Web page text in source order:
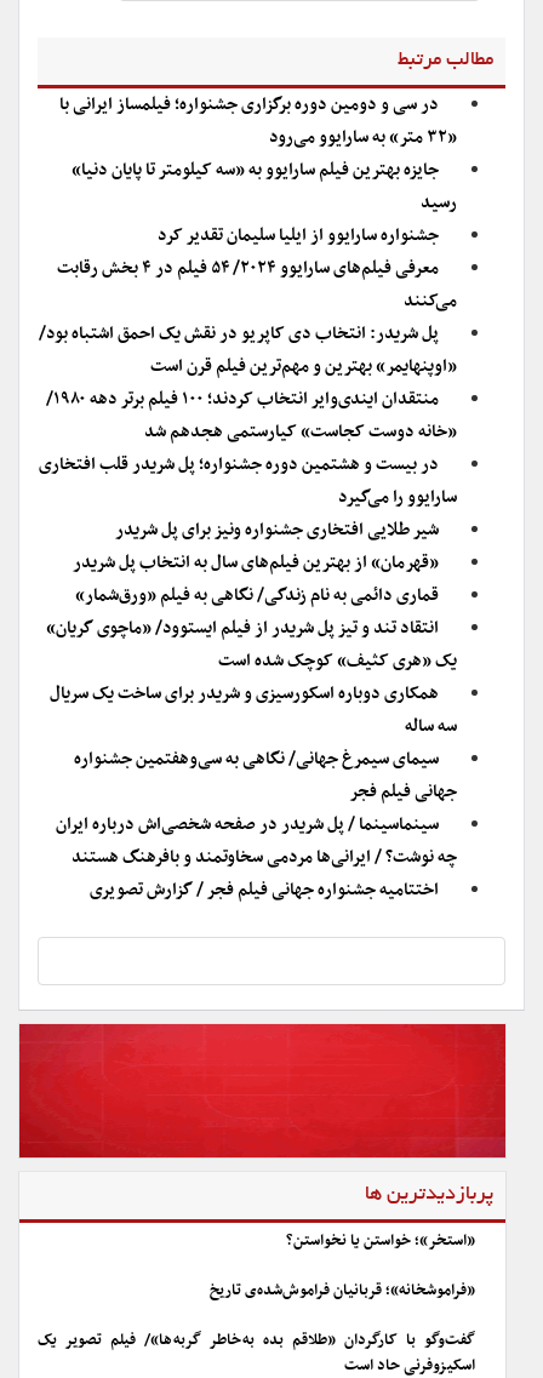
مطالب مرتبط
در سی و دومین دوره برگزاری جشنواره؛ فیلمساز ایرانی با
«۳۲ متر» به سارایوو می‌رود
جایزه بهترین فیلم سارایوو به «سه کیلومتر تا پایان دنیا»
رسید
جشنواره سارایوو از ایلیا سلیمان تقدیر کرد
معرفی فیلم‌های سارایوو ۲۰۲۴/ ۵۴ فیلم در ۴ بخش رقابت
می‌کنند
پل شریدر: انتخاب دی کاپریو در نقش یک احمق اشتباه بود/
«اوپنهایمر» بهترین و مهم‌ترین فیلم قرن است
منتقدان ایندی‌وایر انتخاب کردند؛ ۱۰۰ فیلم برتر دهه ۱۹۸۰/
«خانه دوست کجاست» کیارستمی هجدهم شد
در بیست و هشتمین دوره جشنواره؛ پل شریدر قلب افتخاری
سارایوو را می‌گیرد
شیر طلایی افتخاری جشنواره ونیز برای پل شریدر
«قهرمان» از بهترین فیلم‌های سال به انتخاب پل شریدر
قماری دائمی به نام زندگی/ نگاهی به فیلم «ورق‌شمار»
انتقاد تند و تیز پل شریدر از فیلم ایستوود/ «ماچوی گریان»
یک «هری کثیف» کوچک شده است
همکاری دوباره اسکورسیزی و شریدر برای ساخت یک سریال
سه ساله
سیمای سیمرغ جهانی/ نگاهی به سی‌وهفتمین جشنواره
جهانی فیلم فجر
سینماسینما / پل شریدر در صفحه شخصی‌اش درباره ایران
چه نوشت؟ / ایرانی‌ها مردمی سخاوتمند و بافرهنگ هستند
اختتامیه جشنواره جهانی فیلم فجر / گزارش تصویری
پربازدیدترین ها
«استخر»؛ خواستن یا نخواستن؟
«فراموشخانه»؛ قربانیان فراموش‌شده‌ی تاریخ
گفت‌وگو با کارگردان «طلاقم بده به خاطر گربه ها»/ فیلم تصویر یک
اسکیزوفرنی حاد است